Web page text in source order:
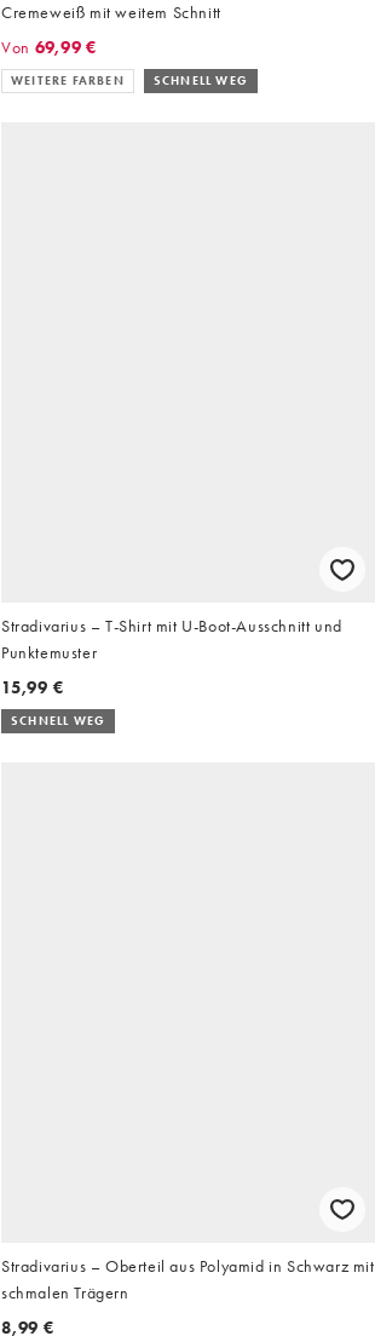
Cremeweiß mit weitem Schnitt
Von 69,99 €
WEITERE FARBEN SCHNELL WEG
Stradivarius – T-Shirt mit U-Boot-Ausschnitt und
Punktemuster
15,99 €
SCHNELL WEG
Stradivarius – Oberteil aus Polyamid in Schwarz mit
schmalen Trägern
8,99 €